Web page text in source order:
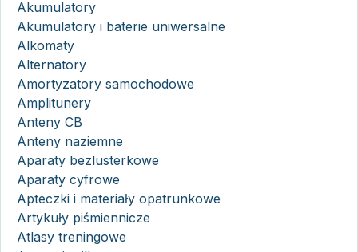
Akumulatory
Akumulatory i baterie uniwersalne
Alkomaty
Alternatory
Amortyzatory samochodowe
Amplitunery
Anteny CB
Anteny naziemne
Aparaty bezlusterkowe
Aparaty cyfrowe
Apteczki i materiały opatrunkowe
Artykuły piśmiennicze
Atlasy treningowe